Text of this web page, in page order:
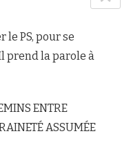
PS, pour se
prend la parole à
ENTRE
ASSUMÉE